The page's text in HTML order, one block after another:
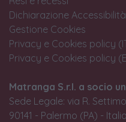
Dichiarazione Accessibilità
Gestione Cookies
Privacy e Cookies policy
Privacy e Cookies policy
Matranga S.r.l. a socio
Sede Legale: via R.
90141 - Palermo (PA) - Italia